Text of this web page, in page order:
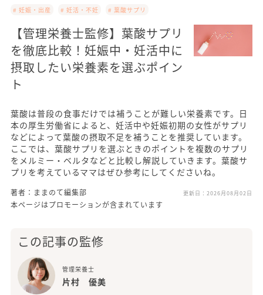
# 妊娠・出産 # 妊活・不妊 # 葉酸サプリ
【管理栄養士監修】葉酸サプリ
を徹底比較！妊娠中・妊活中に
摂取したい栄養素を選ぶポイン
ト
葉酸は普段の食事だけでは補うことが難しい栄養素です。日
本の厚生労働省によると、妊活中や妊娠初期の女性がサプリ
などによって葉酸の摂取不足を補うことを推奨しています。
ここでは、葉酸サプリを選ぶときのポイントを複数のサプリ
をメルミー・ベルタなどと比較し解説していきます。葉酸サ
プリを考えているママはぜひ参考にしてくださいね。
著者：ままのて編集部 更新日： 2026月08月02日
本ページはプロモーションが含まれています
この記事の監修
管理栄養士
片村 優美